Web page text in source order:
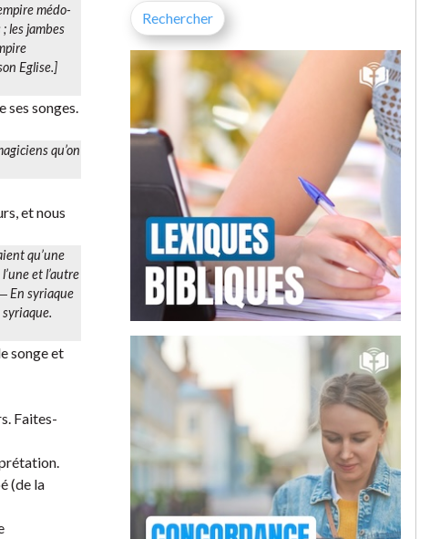
médo-
les jambes
Eglise.]
songes.
qu’on
et nous
qu’une
et l’autre
En syriaque
songe et
Faites-
(de la